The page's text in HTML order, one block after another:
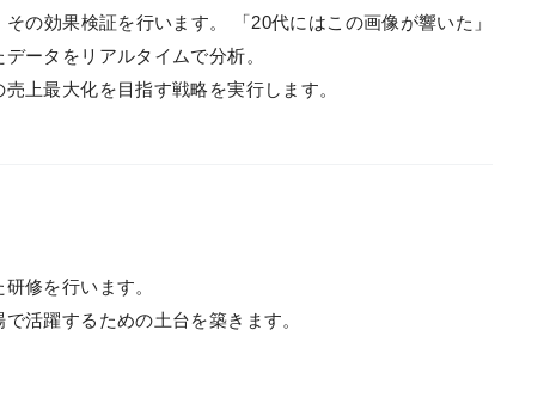
の効果検証を行います。 「20代にはこの画像が響いた」
ータをリアルタイムで分析。
上最大化を目指す戦略を実行します。
修を行います。
活躍するための土台を築きます。